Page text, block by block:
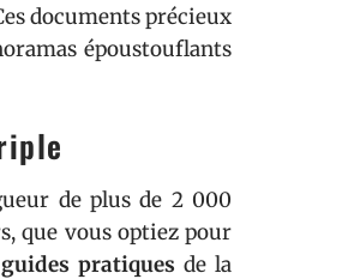
documents précieux
époustouflants
de plus de 2 000
que vous optiez pour
guides pratiques de la